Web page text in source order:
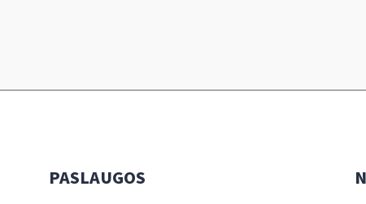
PASLAUGOS